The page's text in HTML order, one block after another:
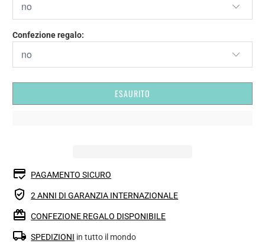
Confezione regalo:
ESAURITO
PAGAMENTO SICURO
2 ANNI DI GARANZIA INTERNAZIONALE
CONFEZIONE REGALO DISPONIBILE
SPEDIZIONI in tutto il mondo